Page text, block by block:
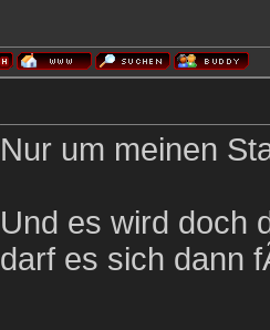
Nur um meinen
Und es wird doch
darf es sich dann